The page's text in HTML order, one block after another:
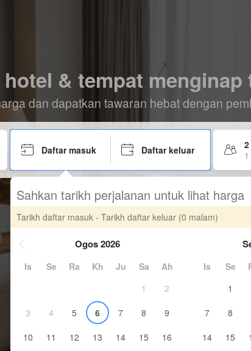
& tempat menginap
dan dapatkan tawaran hebat dengan
Daftar masuk Daftar keluar
Sahkan tarikh perjalanan untuk lihat harga
Tarikh daftar masuk - Tarikh daftar keluar (0 malam)
Ogos 2026
Is Se Ra Kh Ju Sa
Ah
1
2
3
4 5 6 7 8
9
10
11 12 13 14 15
16
Is Se
1
7
8
14
15